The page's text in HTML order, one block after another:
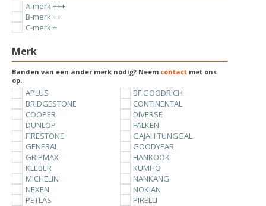
A-merk +++
B-merk ++
C-merk +
Merk
Banden van een ander merk nodig? Neem contact met ons
op.
APLUS
BF GOODRICH
BRIDGESTONE
CONTINENTAL
COOPER
DIVERSE
DUNLOP
FALKEN
FIRESTONE
GAJAH TUNGGAL
GENERAL
GOODYEAR
GRIPMAX
HANKOOK
KLEBER
KUMHO
MICHELIN
NANKANG
NEXEN
NOKIAN
PETLAS
PIRELLI